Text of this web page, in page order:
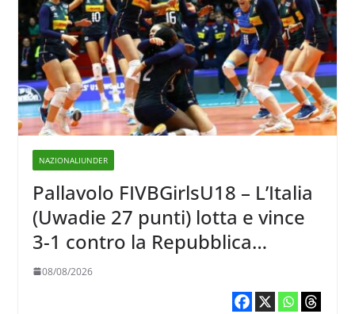
NAZIONALIUNDER
Pallavolo FIVBGirlsU18 – L’Italia
(Uwadie 27 punti) lotta e vince
3-1 contro la Repubblica
Dominicana
08/08/2026